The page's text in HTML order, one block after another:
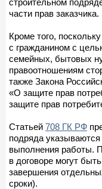
части прав заказчика.
Кроме того,
с гражданином с
семейных, бытовых
правоотношениям
также Закона
«О защите прав
защите прав
Статьей 708 ГК РФ
подряда
выполнения работы.
в договоре могут
завершения
сроки).